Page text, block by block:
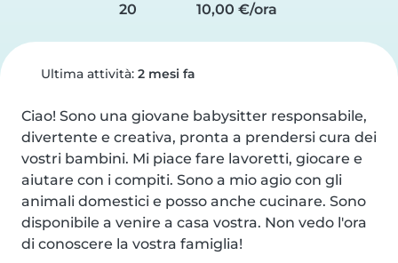
20
10,00 €/ora
Ultima attività: 2 mesi fa
Ciao! Sono una giovane babysitter responsabile,
divertente e creativa, pronta a prendersi cura dei
vostri bambini. Mi piace fare lavoretti, giocare e
aiutare con i compiti. Sono a mio agio con gli
animali domestici e posso anche cucinare. Sono
disponibile a venire a casa vostra. Non vedo l'ora
di conoscere la vostra famiglia!